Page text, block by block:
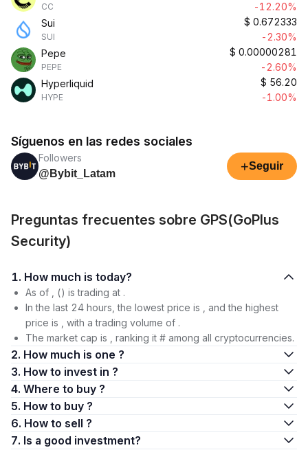
CC
-12.20%
Sui
SUI
$ 0.672333
-2.30%
Pepe
PEPE
$ 0.00000281
-2.60%
Hyperliquid
HYPE
$ 56.20
-1.00%
Síguenos en las redes sociales
Followers
@Bybit_Latam
+Seguir
Preguntas frecuentes sobre GPS(GoPlus
Security)
1. How much is today?
As of , () is trading at .
In the last 24 hours, the lowest price is , and the highest
price is , with a trading volume of .
The market cap is , ranking it # among all cryptocurrencies.
2. How much is one ?
3. How to invest in ?
4. Where to buy ?
5. How to buy ?
6. How to sell ?
7. Is a good investment?